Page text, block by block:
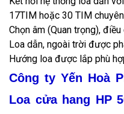
17TIM hoặc 30 TIM
Chọn âm (Quan trọng),
Loa dẫn, ngoài trời được
Hướng loa được lắp phù
Công ty Yến Hoà
Loa cửa hang HP